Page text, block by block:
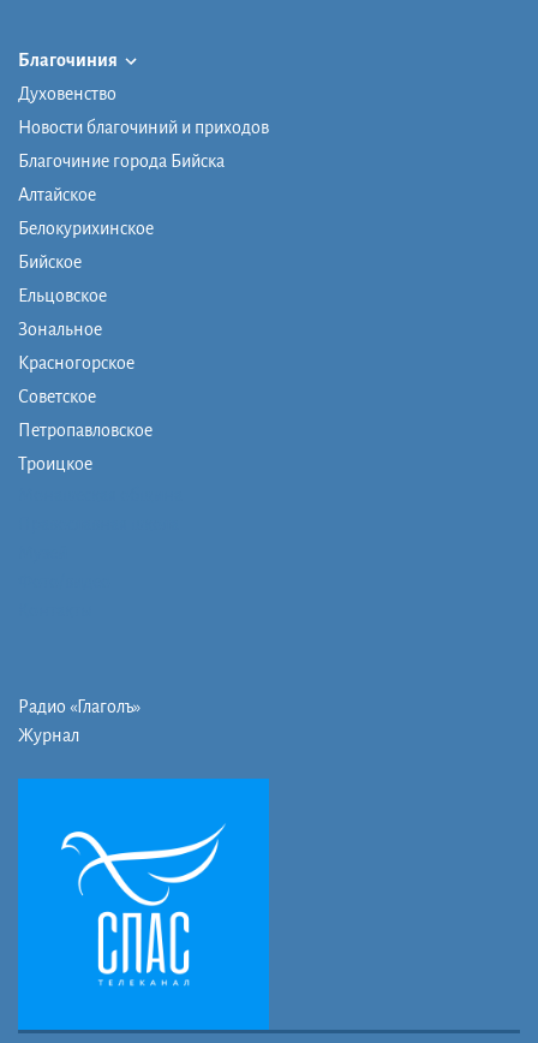
Благочиния
Духовенство
Новости благочиний и приходов
Благочиние города Бийска
Алтайское
Белокурихинское
Бийское
Ельцовское
Зональное
Красногорское
Советское
Петропавловское
Троицкое
Радио «Глаголъ»
Журнал